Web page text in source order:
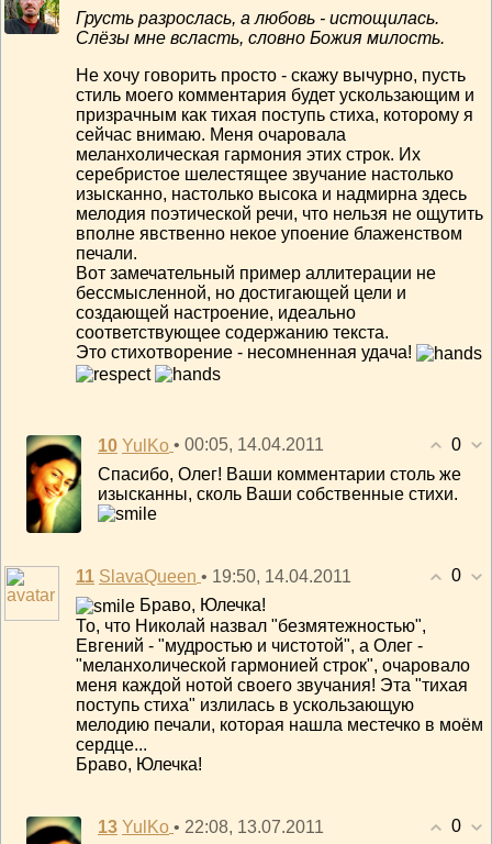
Грусть разрослась, а любовь - истощилась.
Слёзы мне всласть, словно Божия милость.
Не хочу говорить просто - скажу вычурно, пусть
стиль моего комментария будет ускользающим и
призрачным как тихая поступь стиха, которому я
сейчас внимаю. Меня очаровала
меланхолическая гармония этих строк. Их
серебристое шелестящее звучание настолько
изысканно, настолько высока и надмирна здесь
мелодия поэтической речи, что нельзя не ощутить
вполне явственно некое упоение блаженством
печали.
Вот замечательный пример аллитерации не
бессмысленной, но достигающей цели и
создающей настроение, идеально
соответствующее содержанию текста.
Это стихотворение - несомненная удача!
0
10 YulKo • 00:05, 14.04.2011
Спасибо, Олег! Ваши комментарии столь же
изысканны, сколь Ваши собственные стихи.
0
11 SlavaQueen • 19:50, 14.04.2011
Браво, Юлечка!
То, что Николай назвал "безмятежностью",
Евгений - "мудростью и чистотой", а Олег -
"меланхолической гармонией строк", очаровало
меня каждой нотой своего звучания! Эта "тихая
поступь стиха" излилась в ускользающую
мелодию печали, которая нашла местечко в моём
сердце...
Браво, Юлечка!
0
13 YulKo • 22:08, 13.07.2011